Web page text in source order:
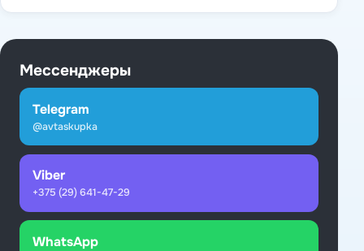
Мессенджеры
Telegram
@avtaskupka
Viber
+375 (29) 641-47-29
WhatsApp